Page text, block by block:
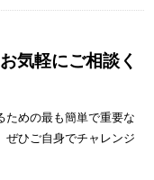
気軽にご相談く
ための最も簡単で重要な
ぜひご自身でチャレンジ